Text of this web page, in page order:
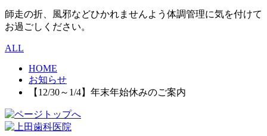
師走の折、風邪などひかれませんよう体調管理に気を付けて
お過ごしください。
ALL
HOME
お知らせ
【12/30～1/4】年末年始休みのご案内